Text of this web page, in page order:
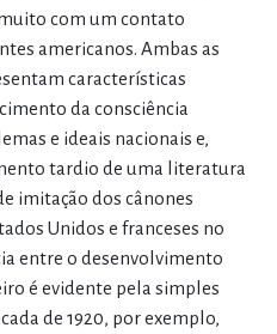
com um contato
americanos. Ambas as
características
da consciência
e ideais nacionais e,
tardio de uma literatura
imitação dos cânones
Unidos e franceses no
entre o desenvolvimento
é evidente pela simples
de 1920, por exemplo,